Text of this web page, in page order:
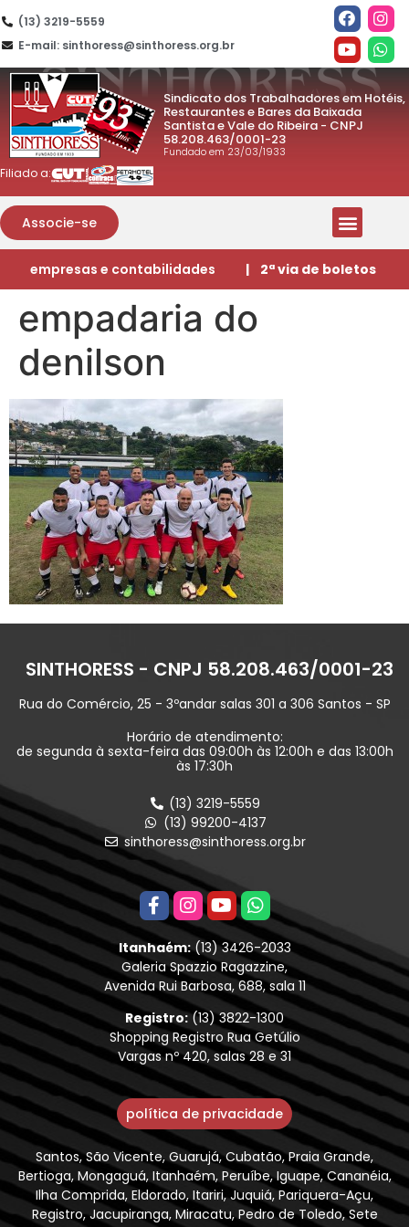
(13) 3219-5559
E-mail: sinthoress@sinthoress.org.br
Sindicato dos Trabalhadores em Hotéis,
Restaurantes e Bares da Baixada
Santista e Vale do Ribeira - CNPJ
58.208.463/0001-23
Fundado em 23/03/1933
Filiado a:
Associe-se
empresas e contabilidades | 2ª via de boletos
empadaria do
denilson
SINTHORESS - CNPJ 58.208.463/0001-23
Rua do Comércio, 25 - 3ºandar salas 301 a 306 Santos - SP
Horário de atendimento:
de segunda à sexta-feira das 09:00h às 12:00h e das 13:00h
às 17:30h
(13) 3219-5559
(13) 99200-4137
sinthoress@sinthoress.org.br
Itanhaém:(13) 3426-2033
Galeria Spazzio Ragazzine,
Avenida Rui Barbosa, 688, sala 11
Registro:(13) 3822-1300
Shopping Registro Rua Getúlio
Vargas nº 420, salas 28 e 31
política de privacidade
Santos, São Vicente, Guarujá, Cubatão, Praia Grande,
Bertioga, Mongaguá, Itanhaém, Peruíbe, Iguape, Cananéia,
Ilha Comprida, Eldorado, Itariri, Juquiá, Pariquera-Açu,
Registro, Jacupiranga, Miracatu, Pedro de Toledo, Sete